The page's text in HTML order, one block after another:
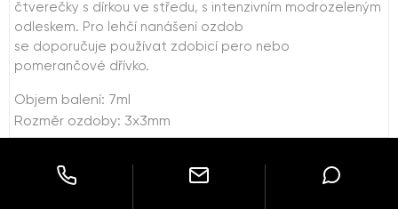
čtverečky s dírkou ve středu, s intenzivním modrozeleným
odleskem. Pro lehčí nanášení ozdob
se doporučuje používat zdobicí pero nebo
pomerančové dřívko.
Objem balení: 7ml
Rozměr ozdoby: 3x3mm